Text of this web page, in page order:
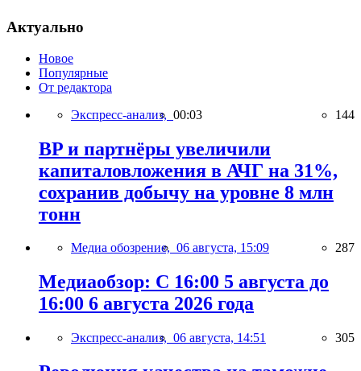
Актуально
Новое
Популярные
От редактора
Экспресс-анализ, 00:03 144
BP и партнёры увеличили
капиталовложения в АЧГ на 31%,
сохранив добычу на уровне 8 млн
тонн
Медиа обозрение, 06 августа, 15:09 287
Медиаобзор: С 16:00 5 августа до
16:00 6 августа 2026 года
Экспресс-анализ, 06 августа, 14:51 305